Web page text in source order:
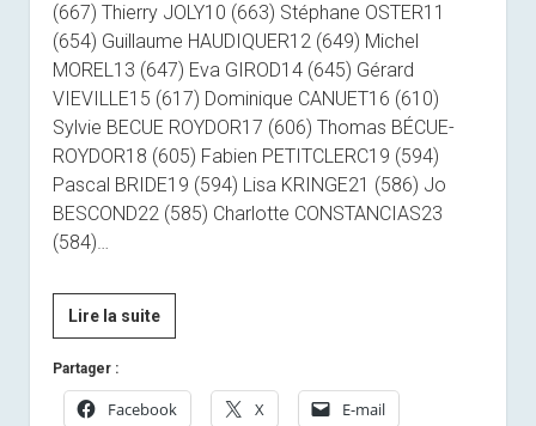
(667) Thierry JOLY10 (663) Stéphane OSTER11
(654) Guillaume HAUDIQUER12 (649) Michel
MOREL13 (647) Eva GIROD14 (645) Gérard
VIEVILLE15 (617) Dominique CANUET16 (610)
Sylvie BECUE ROYDOR17 (606) Thomas BÉCUE-
ROYDOR18 (605) Fabien PETITCLERC19 (594)
Pascal BRIDE19 (594) Lisa KRINGE21 (586) Jo
BESCOND22 (585) Charlotte CONSTANCIAS23
(584)…
Lire la suiteClassement
général
Partager :
Facebook X E-mail